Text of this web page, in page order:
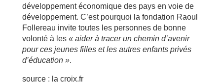
développement économique des pays en voie de
développement. C’est pourquoi la fondation Raoul
Follereau invite toutes les personnes de bonne
volonté à les « aider à tracer un chemin d’avenir
pour ces jeunes filles et les autres enfants privés
d’éducation ».
source : la croix.fr